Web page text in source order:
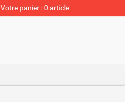
Votre panier : 0 article